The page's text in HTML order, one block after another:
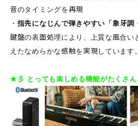
音のタイミングを再現
・ 指先になじんで弾きやすい「象牙調
鍵盤の表面処理により、上質な風合い
えたなめらかな感触を実現しています。
★彡 とっても楽しめる機能がたくさ